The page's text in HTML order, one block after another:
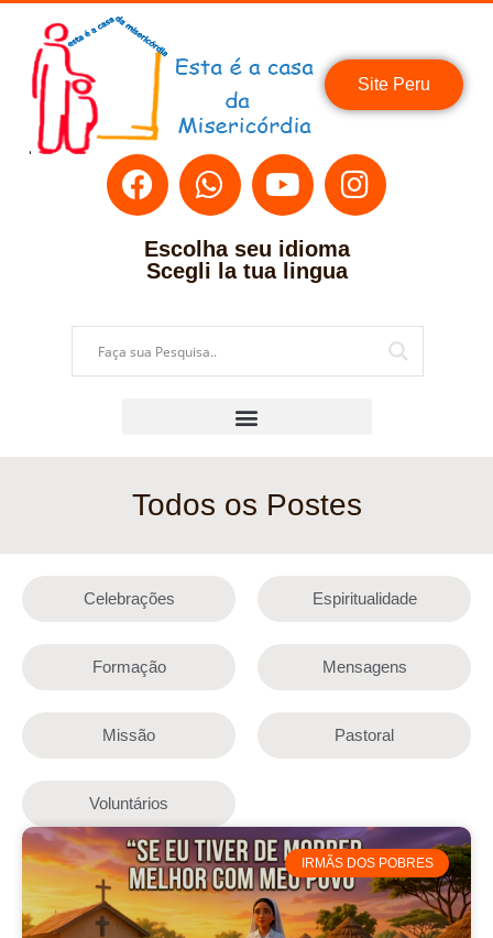
Site Peru
Escolha seu idioma
Scegli la tua lingua
Todos os Postes
Celebrações Espiritualidade
Formação Mensagens
Missão Pastoral
Voluntários
IRMÃS DOS POBRES